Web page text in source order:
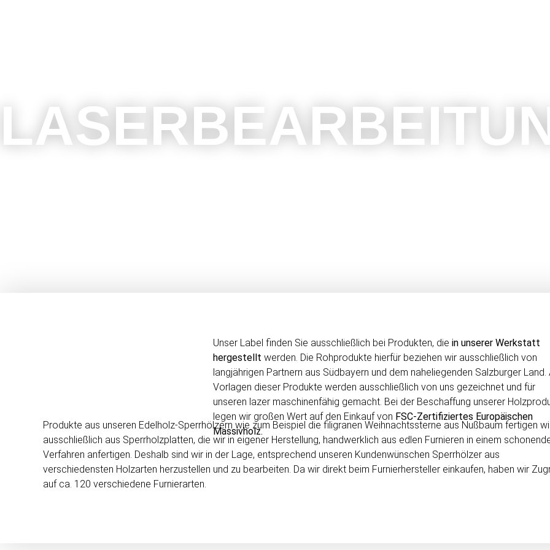
Unser Label finden Sie ausschließlich bei Produkten, die in unserer Werkstatt
hergestellt werden. Die Rohprodukte hierfür beziehen wir ausschließlich von
langjährigen Partnern aus Südbayern und dem naheliegenden Salzburger Land.
Vorlagen dieser Produkte werden ausschließlich von uns gezeichnet und für
unseren lazer maschinenfähig gemacht. Bei der Beschaffung unserer
legen wir großen Wert auf den Einkauf von FSC-Zertifiziertes Europäischen
Massivholz.
Produkte aus unseren Edelholz-Sperrhölzern wie zum Beispiel die filigranen Weihnachtssterne aus Nußbaum fertigen
ausschließlich aus Sperrholzplatten, die wir in eigener Herstellung, handwerklich aus edlen Furnieren in einem
Verfahren anfertigen. Deshalb sind wir in der Lage, entsprechend unseren Kundenwünschen Sperrhölzer aus
verschiedensten Holzarten herzustellen und zu bearbeiten. Da wir direkt beim Furnierhersteller einkaufen, haben wir
auf ca. 120 verschiedene Furnierarten.